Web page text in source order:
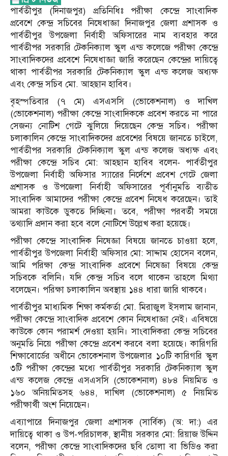
পার্বতীপুর (দিনাজপুর) প্রতিনিধিঃ পরীক্ষা কেন্দ্রে সাংবাদিক
প্রবেশে কেন্দ্র সচিবের নিষেধাজ্ঞা দিনাজপুর জেলা প্রশাসক ও
পার্বতীপুর উপজেলা নির্বাহী অফিসারের নাম ব্যবহার করে
পার্বতীপর সরকারি টেকনিক্যাল স্কুল এন্ড কলেজে পরীক্ষা কেন্দ্রে
সাংবাদিকদের প্রবেশে নিষেধাজ্ঞা জারি করেছেন কেন্দ্রের দায়িত্বে
থাকা পার্বতীপর সরকারি টেকনিক্যাল স্কুল এন্ড কলেজ অধ্যক্ষ
এবং কেন্দ্র সচিব মো. আহছান হাবিব।
বৃহস্পতিবার (৭ মে) এসএসসি (ভোকেশনাল) ও দাখিল
(ভোকেশনাল) পরীক্ষা কেন্দ্রে সাংবাদিককে প্রবেশ করতে না পারে
সেজন্য নোটিশ গেটে ঝুলিয়ে দিয়েছেন কেন্দ্র সচিব। পরীক্ষা
চলাকালিন কেন্দ্রে সাংবাদিকদের প্রবেশের বিষয়ে জানতে চাইলে,
পার্বতীপর সরকারি টেকনিক্যাল স্কুল এন্ড কলেজ অধ্যক্ষ এবং
পরীক্ষা কেন্দ্রে সচিব মো: আহছান হাবিব বলেন- পার্বতীপুর
উপজেলা নির্বাহী অফিসার স্যারের নির্দেশে প্রবেশ গেটে জেলা
প্রশাসক ও উপজেলা নির্বাহী অফিসারের পূর্বানুমতি ব্যতীত
সাংবাদিক আমাদের পরীক্ষা কেন্দ্রে প্রবেশ নিষেধ করেছেন। তাই
আমরা কাউকে ডুকতে দিচ্ছিনা। তবে, পরীক্ষা পরবর্তী সময়ে
তথ্যাদি প্রদান করা হবে বলে নোটিশে উল্লেখ করা হয়েছে।
পরীক্ষা কেন্দ্রে সাংবাদিক নিষেজ্ঞা বিষয়ে জানতে চাওয়া হলে,
পার্বতীপুর উপজেলা নির্বাহী অফিসার মো: সাদ্দাম হোসেন বলেন,
আমি পরিক্ষা কেন্দ্র সাংবাদিক প্রবেশে নিষেজ্ঞা বিষয়ে কেন্দ্র
সচিবকে বলিনি। যদি কেন্দ্র সচিব বলে থাকেন তাহলে মিথ্যা
বলেছেন। পরিক্ষা চলাকালিন অবস্থায় ১৪৪ ধারা জারি থাকবে।
পার্বতীপুর মাধ্যমিক শিক্ষা কর্মকর্তা মো. মিরাজুল ইসলাম জানান,
পরীক্ষা কেন্দ্রে সাংবাদিক প্রবেশে কোন নিষেধাজ্ঞা নেই। এবিষয়ে
কাউকে কোন পরামর্শ দেওয়া হয়নি। সাংবাদিকরা কেন্দ্র সচিবের
অনুমতি নিয়ে পরীক্ষা কেন্দ্রে প্রবেশ করবে বলা হয়েছে। কারিগরি
শিক্ষাবোর্ডের অধীনে ভোকেশনাল উপজেলার ১০টি কারিগরি স্কুল
৩টি পরীক্ষা কেন্দ্রের মধ্যে পার্বতীপুর সরকারি টেকনিক্যাল স্কুল
এন্ড কলেজ কেন্দ্রে এসএসসি (ভোকেশনাল) ৪৮৪ নিয়মিত ও
১৬০ অনিয়মিতসহ ৬৪৪, দাখিল (ভোকেশনাল) ৫ নিয়মিত
পরীক্ষার্থী অংশ নিয়েছেন।
এব্যাপারে দিনাজপুর জেলা প্রশাসক (সার্বিক) (অ: দা:) এর
দায়িত্বে থাকা ও উপ-পরিচালক, স্থানীয় সরকার মো: রিয়াজ উদ্দিন
বলেন, পরীক্ষা কেন্দ্রে সাংবাদিকদের ছবি তোলা বা ভিডিও করা